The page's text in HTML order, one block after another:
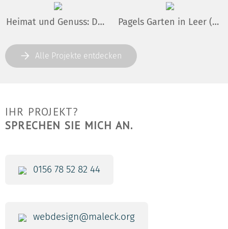
Heimat und Genuss: Dorfladen Gungolding Pagels Garten in Leer (Ostfriesland)
Alle Projekte entdecken
IHR PROJEKT?
SPRECHEN SIE MICH AN.
0156 78 52 82 44
webdesign@maleck.org